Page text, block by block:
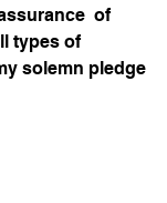
of
types of
solemn pledge⁣